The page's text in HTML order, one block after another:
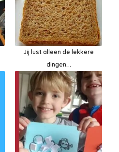
Jij lust alleen de lekkere
dingen….